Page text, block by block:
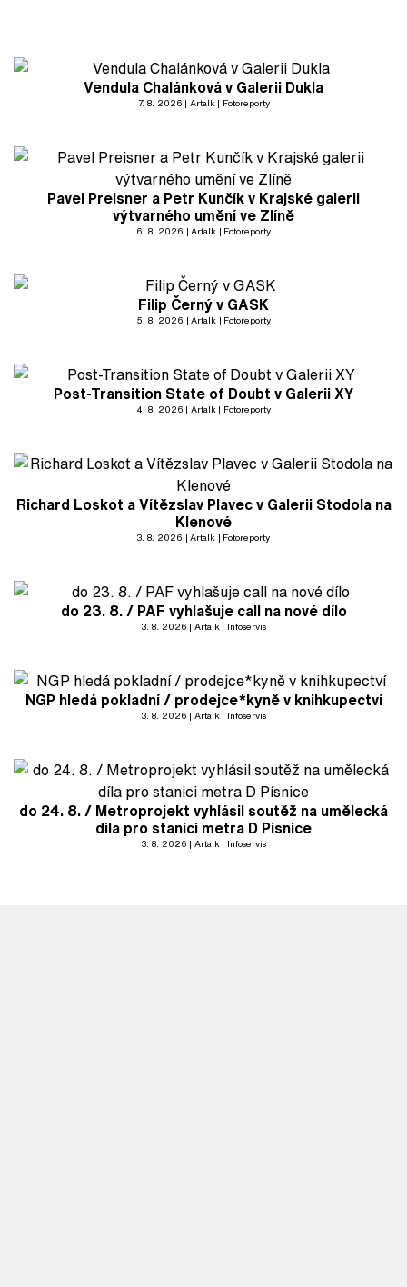
Vendula Chalánková v Galerii Dukla
7. 8. 2026 Artalk Fotoreporty
Pavel Preisner a Petr Kunčík v Krajské galerii
výtvarného umění ve Zlíně
6. 8. 2026 Artalk Fotoreporty
Filip Černý v GASK
5. 8. 2026 Artalk Fotoreporty
Post-Transition State of Doubt v Galerii XY
4. 8. 2026 Artalk Fotoreporty
Richard Loskot a Vítězslav Plavec v Galerii Stodola na
Klenové
3. 8. 2026 Artalk Fotoreporty
do 23. 8. / PAF vyhlašuje call na nové dílo
3. 8. 2026 Artalk Infoservis
NGP hledá pokladní / prodejce*kyně v knihkupectví
3. 8. 2026 Artalk Infoservis
do 24. 8. / Metroprojekt vyhlásil soutěž na umělecká
díla pro stanici metra D Písnice
3. 8. 2026 Artalk Infoservis